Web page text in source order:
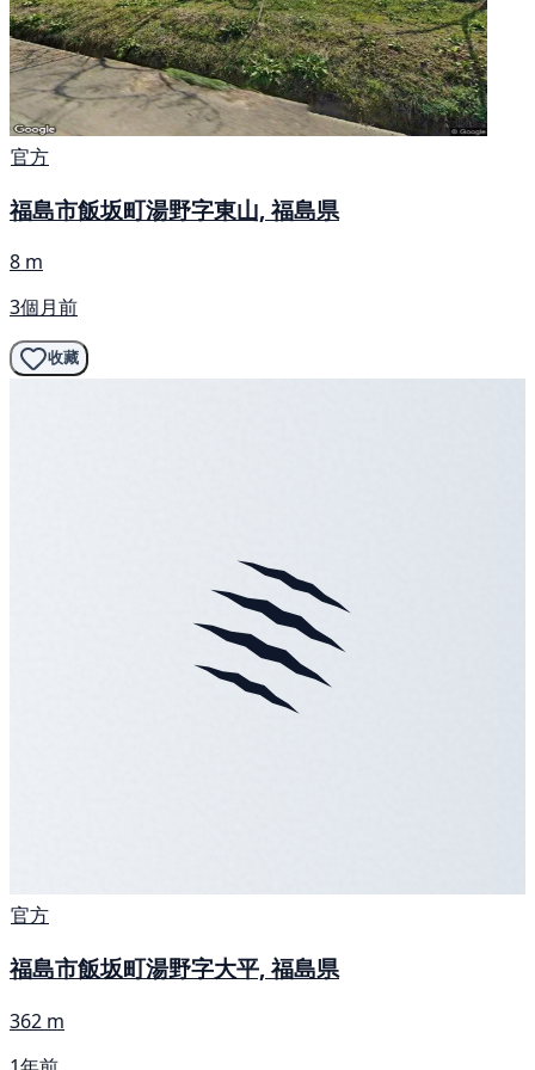
官方
福島市飯坂町湯野字東山, 福島県
8 m
3個月前
收藏
官方
福島市飯坂町湯野字大平, 福島県
362 m